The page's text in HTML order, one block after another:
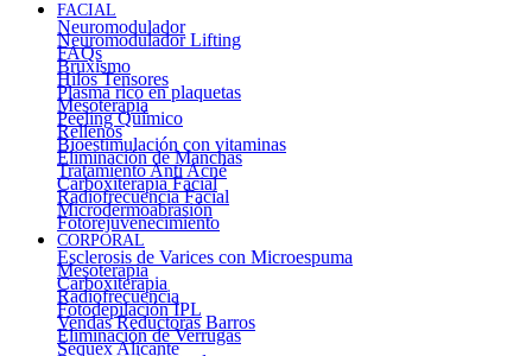
FACIAL
Neuromodulador
Neuromodulador Lifting
FAQs
Bruxismo
Hilos Tensores
Plasma rico en plaquetas
Mesoterapia
Peeling Químico
Rellenos
Bioestimulación con vitaminas
Eliminación de Manchas
Tratamiento Anti Acné
Carboxiterapia Facial
Radiofrecuencia Facial
Microdermoabrasión
Fotorejuvenecimiento
CORPORAL
Esclerosis de Varices con Microespuma
Mesoterapia
Carboxiterapia
Radiofrecuencia
Fotodepilación IPL
Vendas Reductoras Barros
Eliminación de Verrugas
Sequex Alicante